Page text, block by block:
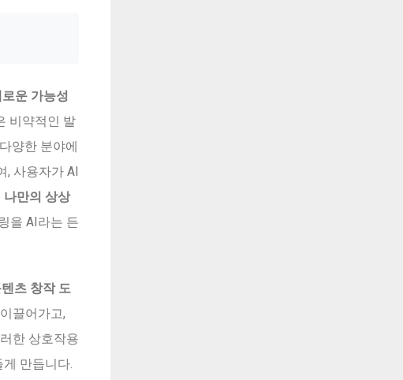
운 가능성
비약적인 발
양한 분야에
, 사용자가 AI
나만의 상상
을 AI라는 든
츠 창작 도
끌어가고,
한 상호작용
만듭니다.